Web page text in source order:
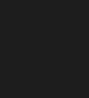
und